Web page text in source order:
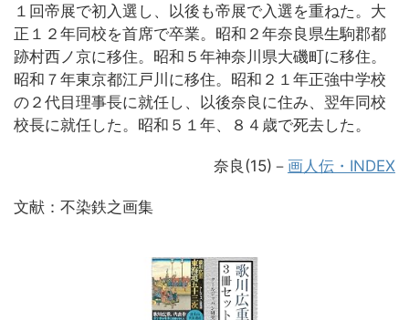
１回帝展で初入選し、以後も帝展で入選を重ねた。大
正１２年同校を首席で卒業。昭和２年奈良県生駒郡都
跡村西ノ京に移住。昭和５年神奈川県大磯町に移住。
昭和７年東京都江戸川に移住。昭和２１年正強中学校
の２代目理事長に就任し、以後奈良に住み、翌年同校
校長に就任した。昭和５１年、８４歳で死去した。
奈良(15)－ 画人伝・INDEX
文献：不染鉄之画集